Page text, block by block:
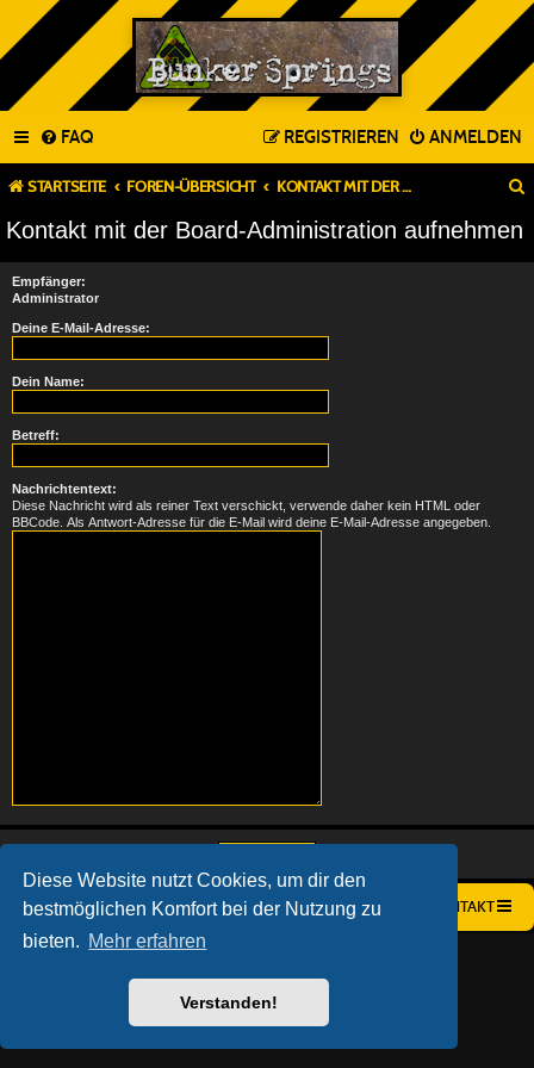
Diese Website nutzt Cookies, um dir den
bestmöglichen Komfort bei der Nutzung zu
bieten. Mehr erfahren
Verstanden!
FAQ ANMELDEN
REGISTRIEREN
STARTSEITE FOREN-ÜBERSICHT KONTAKT MIT DER BOARD-ADMINISTRATION AUFNEHMEN
Kontakt mit der Board-Administration aufnehmen
Empfänger:
Administrator
Deine E-Mail-Adresse:
Dein Name:
Betreff:
Nachrichtentext:
Diese Nachricht wird als reiner Text verschickt, verwende daher kein HTML oder
BBCode. Als Antwort-Adresse für die E-Mail wird deine E-Mail-Adresse angegeben.
STARTSEITE FOREN-ÜBERSICHT KONTAKT
AÇIEEED! STYLE BY
DATENSCHUTZ|NUTZUNGSBEDINGUNGEN